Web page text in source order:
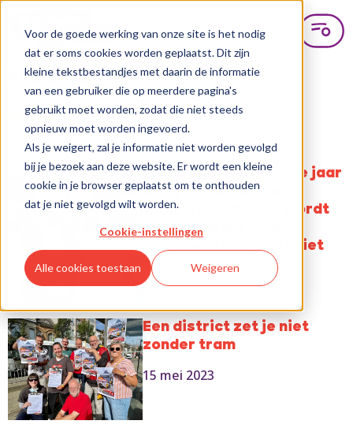
Voor de goede werking van onze site is het nodig
dat er soms cookies worden geplaatst. Dit zijn
kleine tekstbestandjes met daarin de informatie
van een gebruiker die op meerdere pagina's
gebruikt moet worden, zodat die niet steeds
opnieuw moet worden ingevoerd.
Als je weigert, zal je informatie niet worden gevolgd
bij je bezoek aan deze website. Er wordt een kleine
cookie in je browser geplaatst om te onthouden
dat je niet gevolgd wilt worden.
Cookie-instellingen
Alle cookies toestaan Weigeren
Nieuws
Antwerpen telt vierde jaar
op rij minder sociale
woningen: “Wonen wordt
onbetaalbaar maar
stadsbestuur geeft niet
thuis”
Een district zet je niet
zonder tram
15 mei 2023